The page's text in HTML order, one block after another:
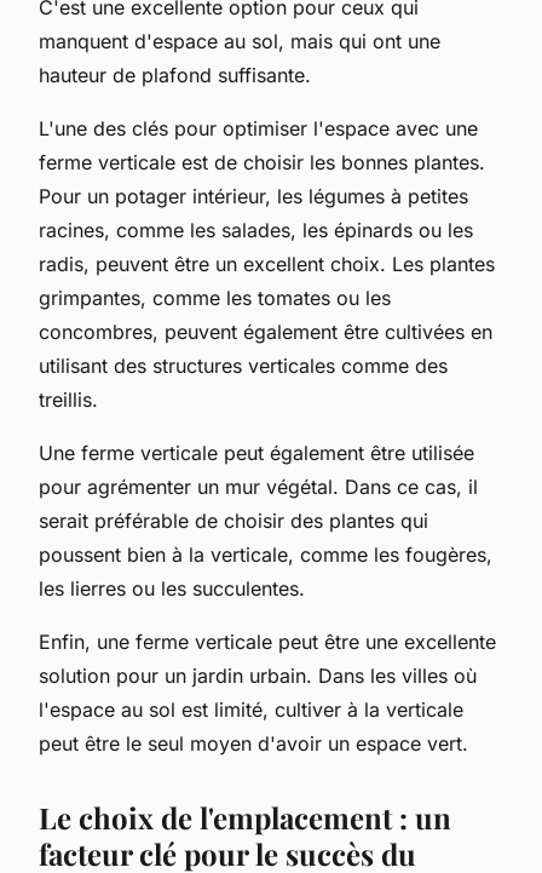
C'est une excellente option pour ceux qui
manquent d'espace au sol, mais qui ont une
hauteur de plafond suffisante.
L'une des clés pour optimiser l'espace avec une
ferme verticale est de choisir les bonnes plantes.
Pour un potager intérieur, les légumes à petites
racines, comme les salades, les épinards ou les
radis, peuvent être un excellent choix. Les plantes
grimpantes, comme les tomates ou les
concombres, peuvent également être cultivées en
utilisant des structures verticales comme des
treillis.
Une ferme verticale peut également être utilisée
pour agrémenter un mur végétal. Dans ce cas, il
serait préférable de choisir des plantes qui
poussent bien à la verticale, comme les fougères,
les lierres ou les succulentes.
Enfin, une ferme verticale peut être une excellente
solution pour un jardin urbain. Dans les villes où
l'espace au sol est limité, cultiver à la verticale
peut être le seul moyen d'avoir un espace vert.
Le choix de l'emplacement : un
facteur clé pour le succès du